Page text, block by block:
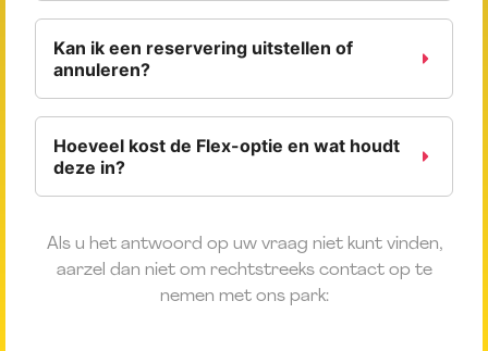
Kan ik een reservering uitstellen of
annuleren?
Hoeveel kost de Flex-optie en wat houdt
deze in?
Als u het antwoord op uw vraag niet kunt vinden,
aarzel dan niet om rechtstreeks contact op te
nemen met ons park: